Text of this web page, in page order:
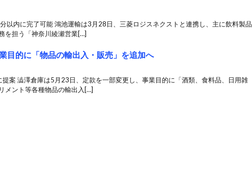
以内に完了可能 鴻池運輸は3月28日、三菱ロジスネクストと連携し、主に飲料製品
を担う「神奈川綾瀬営業[…]
目的に「物品の輸出入・販売」を追加へ
案 澁澤倉庫は5月23日、定款を一部変更し、事業目的に「酒類、食料品、日用雑
メント等各種物品の輸出入[…]